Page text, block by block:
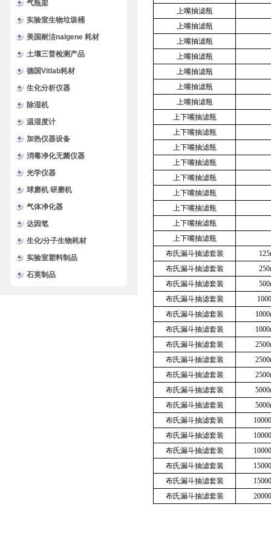
气瓶架
实验室生物垃圾桶
美国耐洁nalgene 耗材
土壤三普检测产品
德国Vitlab耗材
生化分析仪器
除湿机
温湿度计
加热仪器设备
消毒净化无菌仪器
光学仪器
球磨机 研磨机
气体净化器
达因笔
生化/分子生物耗材
实验室塑料制品
石英制品
上嘴抽滤瓶
上嘴抽滤瓶
上嘴抽滤瓶
上嘴抽滤瓶
上嘴抽滤瓶
上嘴抽滤瓶
上嘴抽滤瓶
上下嘴抽滤瓶
上下嘴抽滤瓶
上下嘴抽滤瓶
上下嘴抽滤瓶
上下嘴抽滤瓶
上下嘴抽滤瓶
上下嘴抽滤瓶
上下嘴抽滤瓶
上下嘴抽滤瓶
布氏漏斗抽滤套装
布氏漏斗抽滤套装
布氏漏斗抽滤套装
布氏漏斗抽滤套装
布氏漏斗抽滤套装
布氏漏斗抽滤套装
布氏漏斗抽滤套装
布氏漏斗抽滤套装
布氏漏斗抽滤套装
布氏漏斗抽滤套装
布氏漏斗抽滤套装
布氏漏斗抽滤套装
布氏漏斗抽滤套装
布氏漏斗抽滤套装
布氏漏斗抽滤套装
布氏漏斗抽滤套装
布氏漏斗抽滤套装